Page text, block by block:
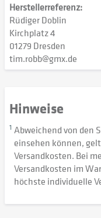
Herstellerreferenz:
Rüdiger Doblin
Kirchplatz 4
01279 Dresden
tim.robb@gmx.de
Hinweise
1 Abweichend von den
einsehen können,
Versandkosten. Bei
Versandkosten im
höchste individuelle